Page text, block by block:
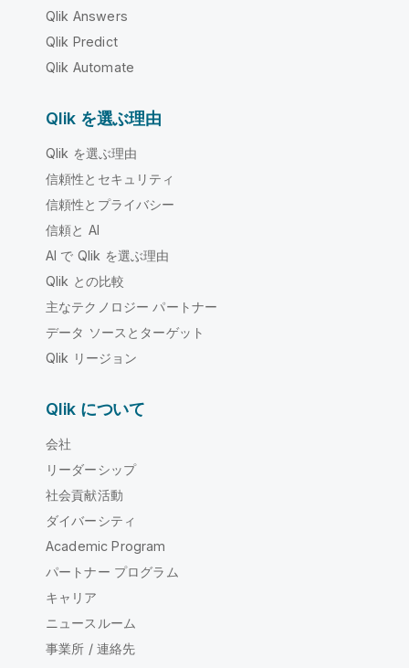
Qlik Answers
Qlik Predict
Qlik Automate
Qlik を選ぶ理由
Qlik を選ぶ理由
信頼性とセキュリティ
信頼性とプライバシー
信頼と AI
AI で Qlik を選ぶ理由
Qlik との比較
主なテクノロジー パートナー
データ ソースとターゲット
Qlik リージョン
Qlik について
会社
リーダーシップ
社会貢献活動
ダイバーシティ
Academic Program
パートナー プログラム
キャリア
ニュースルーム
事業所 / 連絡先